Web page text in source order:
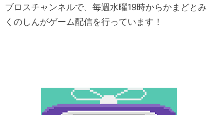
ブロスチャンネルで、毎週水曜19時からかまどとみ
くのしんがゲーム配信を行っています！